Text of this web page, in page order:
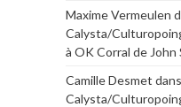
Maxime Vermeulen
Calysta/
à OK Corral de John
Camille Desmet dans
Calysta/